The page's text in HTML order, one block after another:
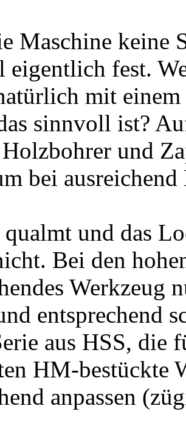
Maschine keine
eigentlich fest.
mit
sinnvoll ist?
und
bei
qualmt und das
Bei den
Werkzeug
entsprechend
aus HSS, die
HM-bestückte
anpassen